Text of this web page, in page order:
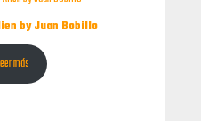
by Juan Bobillo
más